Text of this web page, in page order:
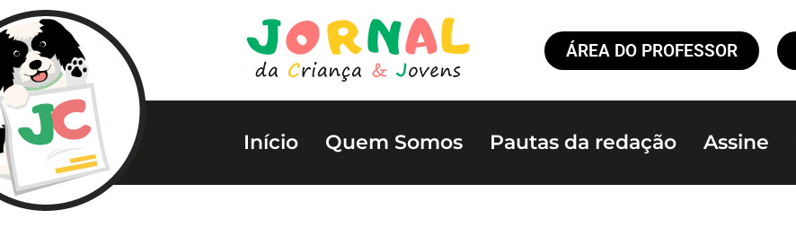
ÁREA DO PROFESSOR
Início Quem Somos Pautas da redação Assine